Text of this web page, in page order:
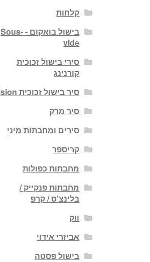
קלחות
בישול בואקום - Sous-
vide
סירי בישול זכוכית
קורנינג
סיר בישול זכוכית vision
סיר מרק
סירים ומחבתות מיני
קריספר
מחבתות כפולות
מחבתות פנקייק /
בלינצ'ס / קרפ
ווק
אביזרי אידוי
בישול פסטה